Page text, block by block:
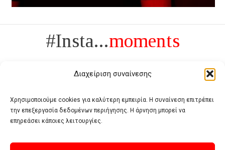
Διαχείριση συναίνεσης
Χρησιμοποιούμε cookies για καλύτερη εμπειρία. Η συναίνεση επιτρέπει
την επεξεργασία δεδομένων περιήγησης. Η άρνηση μπορεί να
επηρεάσει κάποιες λειτουργίες.
#Insta...moments
Πολυτέλεια δεν είναι το αντίθετο της ανέχειας, είναι το αντίθετο της